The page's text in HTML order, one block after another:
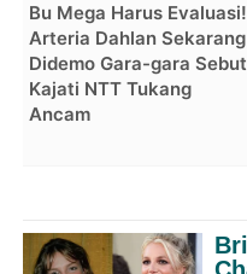
Bu Mega Harus Evaluasi!
Arteria Dahlan Sekarang
Didemo Gara-gara Sebut
Kajati NTT Tukang
Ancam